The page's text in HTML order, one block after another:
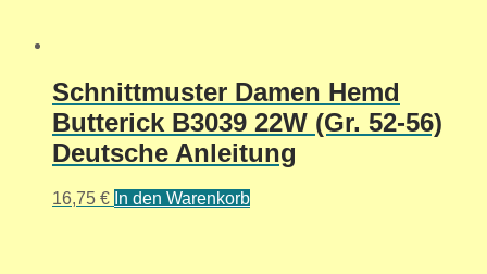
Schnittmuster Damen Hemd
Butterick B3039 22W (Gr. 52-56)
Deutsche Anleitung
16,75 € In den Warenkorb